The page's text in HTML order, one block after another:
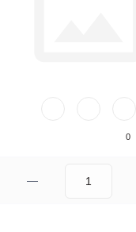
0